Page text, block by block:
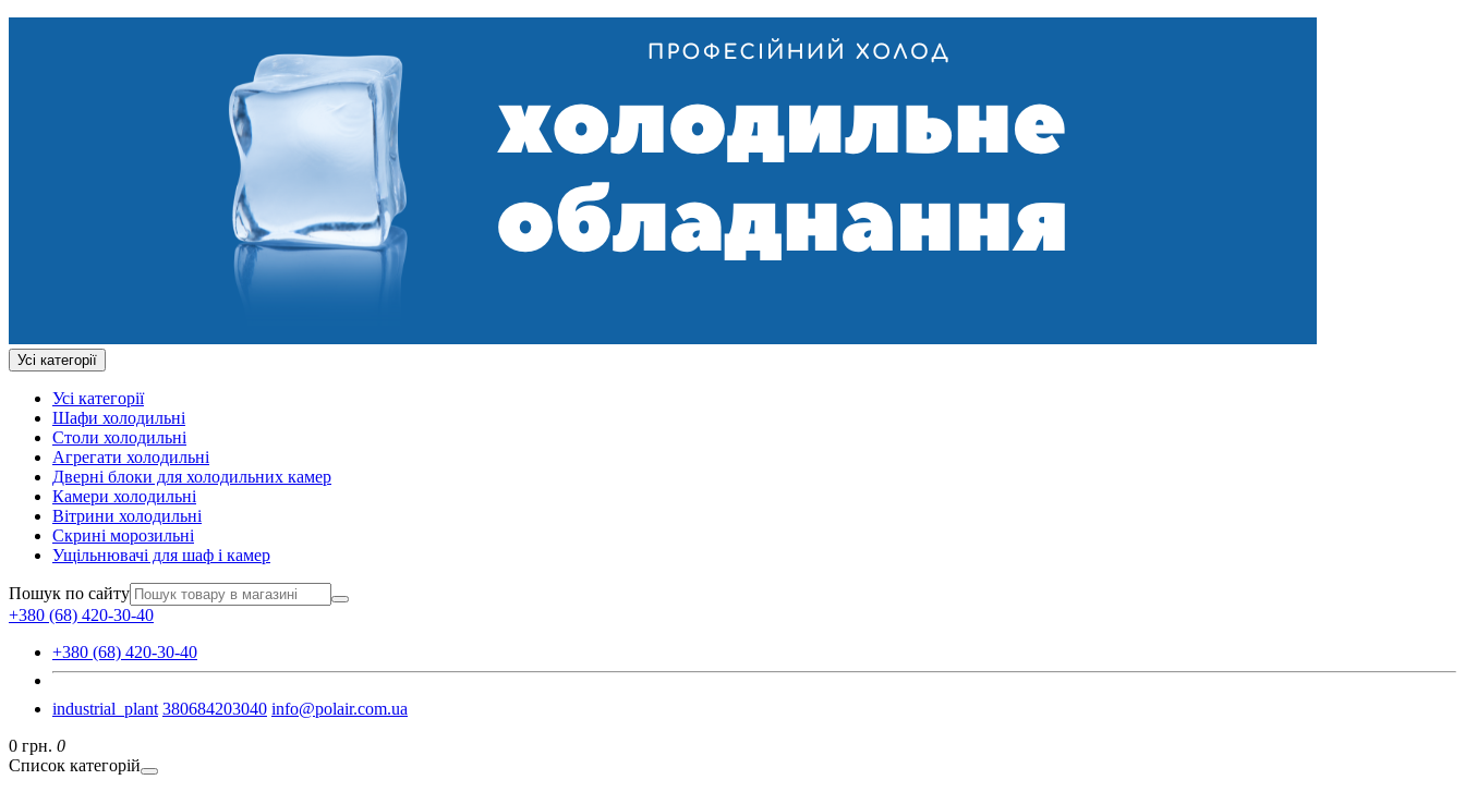
Усі категорії
Усі категорії
Шафи холодильні
Столи холодильні
Агрегати холодильні
Дверні блоки для холодильних камер
Камери холодильні
Вітрини холодильні
Скрині морозильні
Ущільнювачі для шаф і камер
Пошук по сайту
+380 (68) 420-30-40
+380 (68) 420-30-40
industrial_plant 380684203040 info@polair.com.ua
0 грн. 0
Список категорій